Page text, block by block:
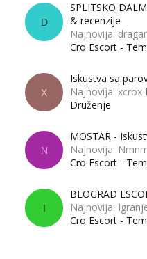
D
SPLITSKO
& recenzije
Najnovija:
Cro Escort -
X
Iskustva sa
Najnovija: xcrox
Druženje
N
MOSTAR -
Najnovija:
Cro Escort -
I
BEOGRAD
Najnovija:
Cro Escort -